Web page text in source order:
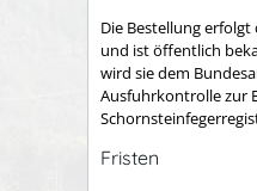
Die Bestellung
und ist öffentlich
wird sie dem
Ausfuhrkontrolle zur
Fristen